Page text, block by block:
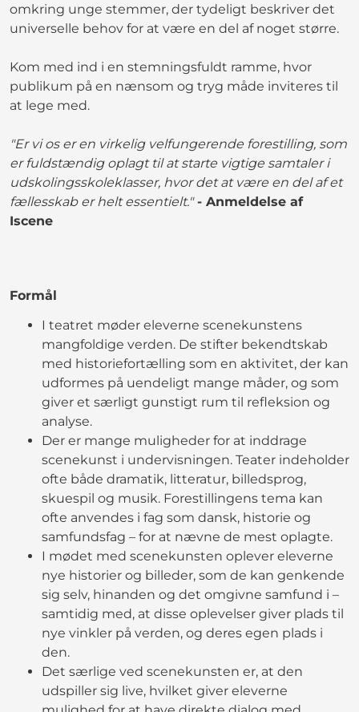
omkring unge stemmer, der tydeligt beskriver det
universelle behov for at være en del af noget større.
Kom med ind i en stemningsfuldt ramme, hvor
publikum på en nænsom og tryg måde inviteres til
at lege med.
"Er vi os er en virkelig velfungerende forestilling, som
er fuldstændig oplagt til at starte vigtige samtaler i
udskolingsskoleklasser, hvor det at være en del af et
fællesskab er helt essentielt."- Anmeldelse af
Iscene
Formål
I teatret møder eleverne scenekunstens
mangfoldige verden. De stifter bekendtskab
med historiefortælling som en aktivitet, der kan
udformes på uendeligt mange måder, og som
giver et særligt gunstigt rum til refleksion og
analyse.
Der er mange muligheder for at inddrage
scenekunst i undervisningen. Teater indeholder
ofte både dramatik, litteratur, billedsprog,
skuespil og musik. Forestillingens tema kan
ofte anvendes i fag som dansk, historie og
samfundsfag – for at nævne de mest oplagte.
I mødet med scenekunsten oplever eleverne
nye historier og billeder, som de kan genkende
sig selv, hinanden og det omgivne samfund i –
samtidig med, at disse oplevelser giver plads til
nye vinkler på verden, og deres egen plads i
den.
Det særlige ved scenekunsten er, at den
udspiller sig live, hvilket giver eleverne